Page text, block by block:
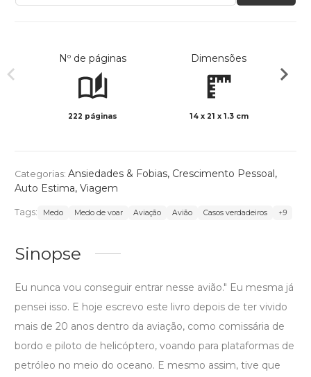
Nº de páginas
222 páginas
Dimensões
14 x 21 x 1.3 cm
Categorias: Ansiedades & Fobias, Crescimento Pessoal,
Auto Estima, Viagem
Tags: Medo Medo de voar Aviação Avião Casos verdadeiros +9
Sinopse
Eu nunca vou conseguir entrar nesse avião." Eu mesma já
pensei isso. E hoje escrevo este livro depois de ter vivido
mais de 20 anos dentro da aviação, como comissária de
bordo e piloto de helicóptero, voando para plataformas de
petróleo no meio do oceano. E mesmo assim, tive que